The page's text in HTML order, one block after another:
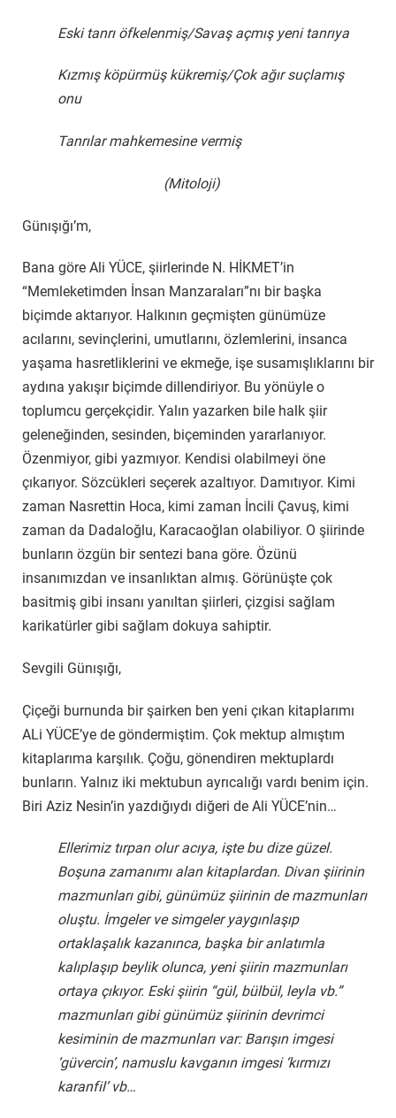
Eski tanrı öfkelenmiş/Savaş açmış yeni tanrıya
Kızmış köpürmüş kükremiş/Çok ağır suçlamış
onu
Tanrılar mahkemesine vermiş
(Mitoloji)
Günışığı’m,
Bana göre Ali YÜCE, şiirlerinde N. HİKMET’in
“Memleketimden İnsan Manzaraları”nı bir başka
biçimde aktarıyor. Halkının geçmişten günümüze
acılarını, sevinçlerini, umutlarını, özlemlerini, insanca
yaşama hasretliklerini ve ekmeğe, işe susamışlıklarını bir
aydına yakışır biçimde dillendiriyor. Bu yönüyle o
toplumcu gerçekçidir. Yalın yazarken bile halk şiir
geleneğinden, sesinden, biçeminden yararlanıyor.
Özenmiyor, gibi yazmıyor. Kendisi olabilmeyi öne
çıkarıyor. Sözcükleri seçerek azaltıyor. Damıtıyor. Kimi
zaman Nasrettin Hoca, kimi zaman İncili Çavuş, kimi
zaman da Dadaloğlu, Karacaoğlan olabiliyor. O şiirinde
bunların özgün bir sentezi bana göre. Özünü
insanımızdan ve insanlıktan almış. Görünüşte çok
basitmiş gibi insanı yanıltan şiirleri, çizgisi sağlam
karikatürler gibi sağlam dokuya sahiptir.
Sevgili Günışığı,
Çiçeği burnunda bir şairken ben yeni çıkan kitaplarımı
ALi YÜCE’ye de göndermiştim. Çok mektup almıştım
kitaplarıma karşılık. Çoğu, gönendiren mektuplardı
bunların. Yalnız iki mektubun ayrıcalığı vardı benim için.
Biri Aziz Nesin’in yazdığıydı diğeri de Ali YÜCE’nin…
Ellerimiz tırpan olur acıya, işte bu dize güzel.
Boşuna zamanımı alan kitaplardan. Divan şiirinin
mazmunları gibi, günümüz şiirinin de mazmunları
oluştu. İmgeler ve simgeler yaygınlaşıp
ortaklaşalık kazanınca, başka bir anlatımla
kalıplaşıp beylik olunca, yeni şiirin mazmunları
ortaya çıkıyor. Eski şiirin “gül, bülbül, leyla vb.”
mazmunları gibi günümüz şiirinin devrimci
kesiminin de mazmunları var: Barışın imgesi
‘güvercin’, namuslu kavganın imgesi ‘kırmızı
karanfil’ vb…